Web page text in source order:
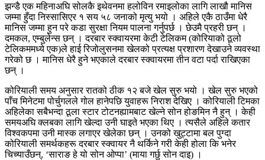
झन्डै एक महिनाअघि सोलकै इथेवनमा हलोविन रमाइलोका लागि लाखौ मानिस
जम्मा हुँदा निस्सासिएर १ सय ५८ जनाको मृत्यु भयो । अहिले एकै ठाउँमा धेरै
मानिस जम्मा हुन परे कडा सुरक्षा नियम पालना गर्नुपर्छ । छेउमै प्रहरी छन् ।
दमकल, एम्बुलेन्स छन् । दरबार स्क्वायरमा केटी टेलिकम (कोरियाको ठूलो
टेलिकममध्ये एक)ले हाई रिजोलुसनमा खेलको प्रत्यक्ष प्रशारण देखाउने व्यवस्था
गरेको छ । मानिस धेरै हुने भएकाले दरबार स्क्वायरमा तीन वटा पर्दा राखिएका
छन् ।
कोरियाली समय अनुसार रातको ठीक १२ बजे खेल सुरु भयो । खेल सुरु भएको
पाँच मिनेटमा पोर्चुगलले गोल हानेपछि युवाहरू निराश देखिए । कोरियाली टिमका
अहिलेका सबैभन्दा ठूला स्टार टोटनह्यामबाट खेल्ने सोन होङमिन नै हुन् । केही
समयअघि क्लबका लागि खेल्दा उनी घाइते भएका थिए । त्यसैले अहिले कतार
विश्वकपमा उनी मास्क लगाएर खेलेका छन् । उनको खुट्टामा बल पुग्दा
कोरियाली समर्थकहरू दरबार स्क्वायर नै थर्किने गरी केही होला कि भनेर
चिच्याउँछन्, ‘साराङ हे यो सोन ओप्पा’ (माया गर्छु सोन दाइ) ।